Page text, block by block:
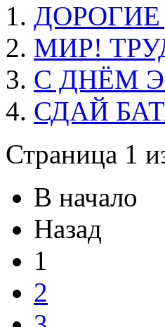
МИР!
С ДНЁМ
СДАЙ
Страница 1
В начало
Назад
1
2